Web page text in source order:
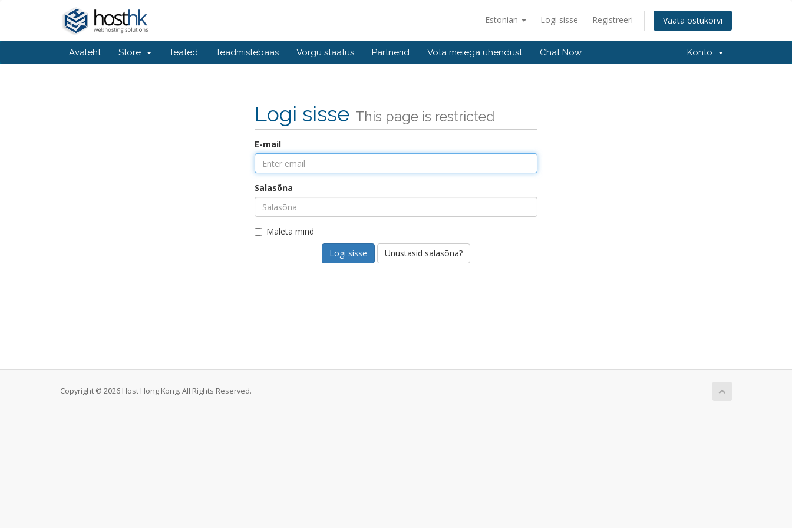
Estonian Logi sisse Registreeri Vaata ostukorvi
Avaleht Store Teated Teadmistebaas Võrgu staatus Partnerid Võta meiega ühendust Chat Now Konto
Logi sisse This page is restricted
E-mail
Salasõna
Mäleta mind
Unustasid salasõna?
Copyright © 2026 Host Hong Kong. All Rights Reserved.